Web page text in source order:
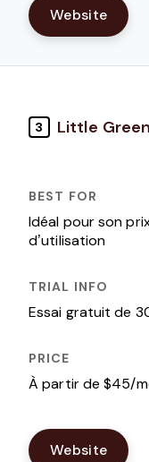
Website
3 Little
Idéal pour son
d’utilisation
Essai gratuit de
À partir de $45/
Website